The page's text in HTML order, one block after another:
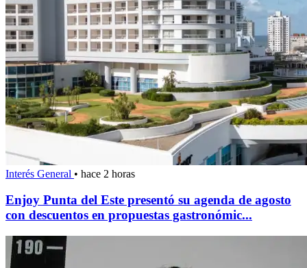
Interés General • hace 2 horas
Enjoy Punta del Este presentó su agenda de agosto
con descuentos en propuestas gastronómic...